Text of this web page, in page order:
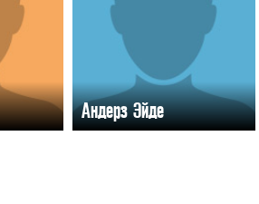
Андерз Эйде